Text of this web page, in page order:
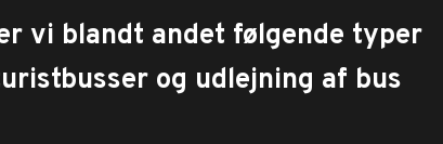
vi blandt andet følgende typer
og udlejning af bus